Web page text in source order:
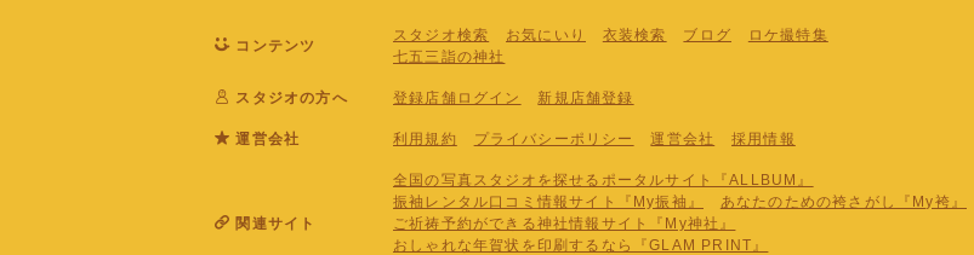
コンテンツ
スタジオ検索 お気にいり 衣装検索 ブログ
ロケ撮特集
七五三詣の神社
スタジオの方へ 登録店舗ログイン 新規店舗登録
運営会社 利用規約 プライバシーポリシー 運営会社 採用情報
関連サイト
全国の写真スタジオを探せるポータルサイト『ALLBUM』
振袖レンタル口コミ情報サイト『My振袖』
あなたのための袴さがし『My袴』
ご祈祷予約ができる神社情報サイト『My神社』
おしゃれな年賀状を印刷するなら『GLAM PRINT』